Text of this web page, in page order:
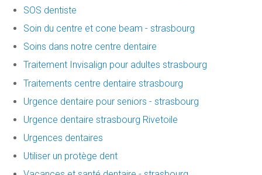
SOS dentiste
Soin du centre et cone beam - strasbourg
Soins dans notre centre dentaire
Traitement Invisalign pour adultes strasbourg
Traitements centre dentaire strasbourg
Urgence dentaire pour seniors - strasbourg
Urgence dentaire strasbourg Rivetoile
Urgences dentaires
Utiliser un protège dent